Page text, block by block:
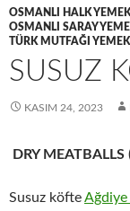
OSMANLI HALK
OSMANLI SARAY
TÜRK MUTFAĞI
SUSUZ
KASIM 24, 2023
DRY MEATBALLS
Susuz köfteAğdiye